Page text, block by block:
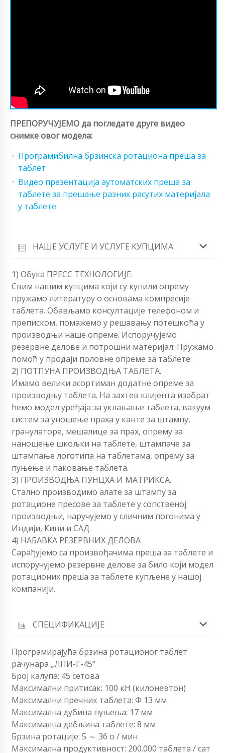
ПРЕПОРУЧУЈЕМО да погледате друге видео
снимке овог модела:
Програмибилна брзинска ротациона преша за
таблет
Видео презентација аутоматских преша за
таблете за прешање разних расутих материјала
у таблете
НАШЕ УСЛУГЕ И УСЛУГЕ КУПЦИМА
1) Обука ПРЕСС ТЕХНОЛОГИЈЕ.
Свим нашим купцима који су купили опрему
пружамо литературу о основама компресије
таблета. Обављамо консултације телефоном и
преписком, помажемо у решавању потешкоћа у
производњи наше опреме. Испоручујемо
резервне делове и потрошни материјал. Пружамо
помоћ у продаји половне опреме за таблете.
2) ПОТПУНА ПРОИЗВОДЊА ТАБЛЕТА.
Имамо велики асортиман додатне опреме за
производњу таблета. На захтев клијента изабрат
ћемо модел уређаја за уклањање таблета, вакуум
систем за уношење праха у канте за штампу,
гранулаторе, мешалице за прах, опрему за
наношење шкољки на таблете, штампаче за
штампање логотипа на таблетама, опрему за
пуњење и паковање таблета.
3) ПРОИЗВОДЊА ПУНЦХА И МАТРИКСА.
Стално производимо алате за штампу за
ротационе пресове за таблете у сопственој
производњи, наручујемо у сличним погонима у
Индији, Кини и САД.
4) НАБАВКА РЕЗЕРВНИХ ДЕЛОВА
Сарађујемо са произвођачима преша за таблете и
испоручујемо резервне делове за било који модел
ротационих преша за таблете купљене у нашој
компанији.
СПЕЦИФИКАЦИЈЕ
Програмирајућа брзина ротационог таблет
рачунара „ЛПИ-Г-45“
Број калупа: 45 сетова
Максимални притисак: 100 кН (килоневтон)
Максимални пречник таблета: Φ 13 мм
Максимална дубина пуњења: 17 мм
Максимална дебљина таблете: 8 мм
Брзина ротације: 5 ～ 36 о / мин
Максимална продуктивност: 200.000 таблета / сат